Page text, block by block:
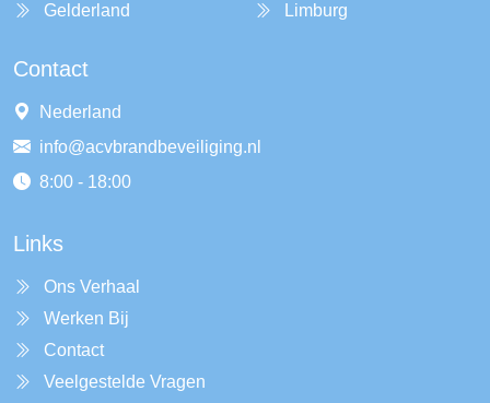
Gelderland
Limburg
Contact
Nederland
info@acvbrandbeveiliging.nl
8:00 - 18:00
Links
Ons Verhaal
Werken Bij
Contact
Veelgestelde Vragen